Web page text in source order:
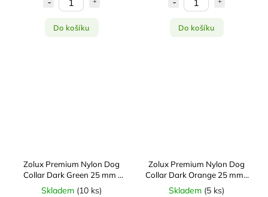
Do košíku Do košíku
Zolux Premium Nylon Dog
Collar Dark Green 25 mm /
50–55 cm
Skladem (10 ks)
Zolux Premium Nylon Dog
Collar Dark Orange 25 mm /
50–55 cm
Skladem (5 ks)